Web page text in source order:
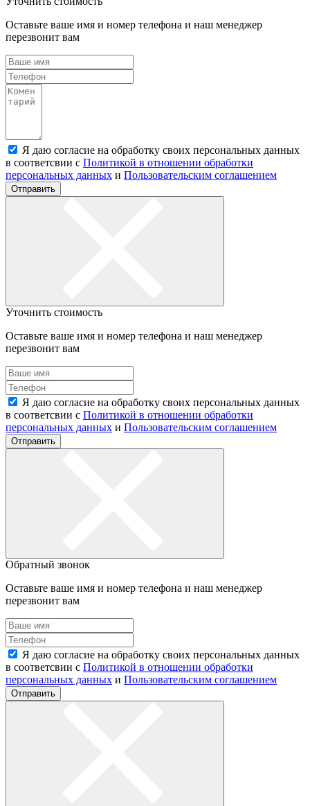
Оставьте ваше имя и номер телефона и наш менеджер
перезвонит вам
Я даю согласие на обработку своих персональных данных
в соответсвии с Политикой в отношении обработки
персональных данных и Пользовательским соглашением
Отправить
Уточнить стоимость
Оставьте ваше имя и номер телефона и наш менеджер
перезвонит вам
Я даю согласие на обработку своих персональных данных
в соответсвии с Политикой в отношении обработки
персональных данных и Пользовательским соглашением
Отправить
Обратный звонок
Оставьте ваше имя и номер телефона и наш менеджер
перезвонит вам
Я даю согласие на обработку своих персональных данных
в соответсвии с Политикой в отношении обработки
персональных данных и Пользовательским соглашением
Отправить